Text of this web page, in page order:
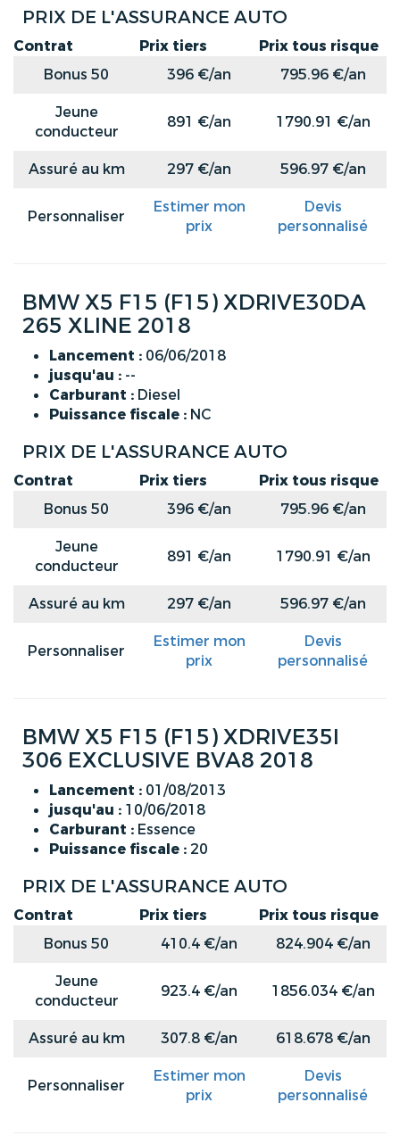
PRIX DE L'ASSURANCE AUTO
Contrat Prix tiers
Prix tous risque
Bonus 50
396 €/an
795.96 €/an
Jeune
conducteur
891 €/an 1790.91 €/an
Assuré au km 297 €/an 596.97 €/an
Personnaliser
Estimer mon
prix
Devis
personnalisé
BMW X5 F15 (F15) XDRIVE30DA
265 XLINE 2018
Lancement : 06/06/2018
jusqu'au : --
Carburant : Diesel
Puissance fiscale : NC
PRIX DE L'ASSURANCE AUTO
Contrat Prix tiers
Prix tous risque
Bonus 50
396 €/an
795.96 €/an
Jeune
conducteur
891 €/an 1790.91 €/an
Assuré au km 297 €/an 596.97 €/an
Personnaliser
Estimer mon
prix
Devis
personnalisé
BMW X5 F15 (F15) XDRIVE35I
306 EXCLUSIVE BVA8 2018
Lancement : 01/08/2013
jusqu'au : 10/06/2018
Carburant : Essence
Puissance fiscale : 20
PRIX DE L'ASSURANCE AUTO
Contrat Prix tiers
Prix tous risque
Bonus 50
410.4 €/an
824.904 €/an
Jeune
conducteur
923.4 €/an 1856.034 €/an
Assuré au km 307.8 €/an 618.678 €/an
Personnaliser
Estimer mon
prix
Devis
personnalisé